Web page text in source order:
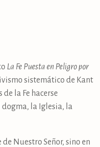
La Fe Puesta en Peligro por
sistemático de Kant
la Fe hacerse
la Iglesia, la
Nuestro Señor, sino en